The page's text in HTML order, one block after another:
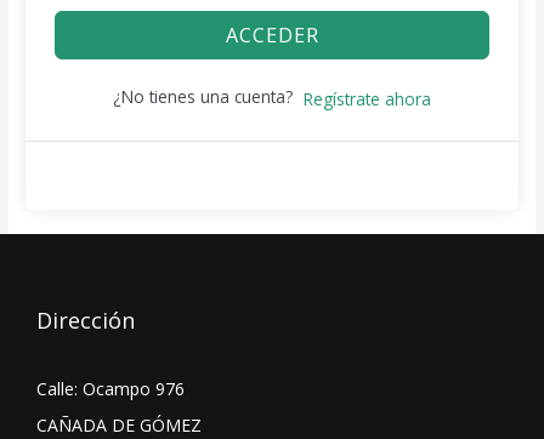
ACCEDER
¿No tienes una cuenta? Regístrate ahora
Dirección
Calle: Ocampo 976
CAÑADA DE GÓMEZ